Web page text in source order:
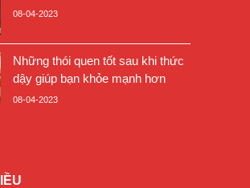
08-04-2023
Những thói quen tốt sau khi thức
dậy giúp bạn khỏe mạnh hơn
08-04-2023